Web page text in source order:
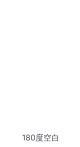
180度空白